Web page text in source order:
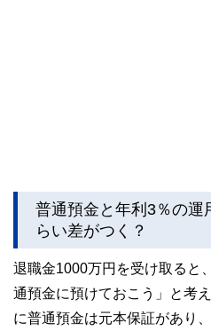
普通預金と年利3％の運
らい差がつく？
退職金1000万円を受け取ると
通預金に預けておこう」と考
に普通預金は元本保証があり